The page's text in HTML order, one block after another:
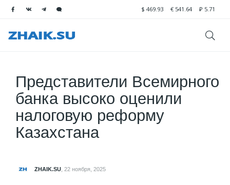
$ 469.93 € 541.64 ₽ 5.71
Представители Всемирного
банка высоко оценили
налоговую реформу
Казахстана
ZHAIK.SU 22 ноября, 2025